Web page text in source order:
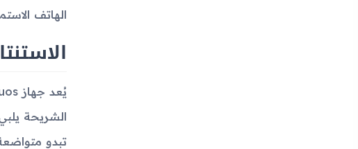
الهاتف
الشريحة
تبدو